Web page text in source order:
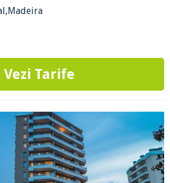
,Madeira
Vezi Tarife